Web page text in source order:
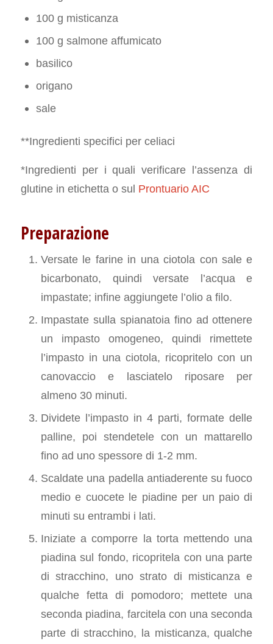
100 g misticanza
100 g salmone affumicato
basilico
origano
sale
**Ingredienti specifici per celiaci
*Ingredienti per i quali verificare l’assenza di
glutine in etichetta o sul Prontuario AIC
Preparazione
Versate le farine in una ciotola con sale e
bicarbonato, quindi versate l’acqua e
impastate; infine aggiungete l’olio a filo.
Impastate sulla spianatoia fino ad ottenere
un impasto omogeneo, quindi rimettete
l’impasto in una ciotola, ricopritelo con un
canovaccio e lasciatelo riposare per
almeno 30 minuti.
Dividete l’impasto in 4 parti, formate delle
palline, poi stendetele con un mattarello
fino ad uno spessore di 1-2 mm.
Scaldate una padella antiaderente su fuoco
medio e cuocete le piadine per un paio di
minuti su entrambi i lati.
Iniziate a comporre la torta mettendo una
piadina sul fondo, ricopritela con una parte
di stracchino, uno strato di misticanza e
qualche fetta di pomodoro; mettete una
seconda piadina, farcitela con una seconda
parte di stracchino, la misticanza, qualche